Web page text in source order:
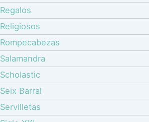
Regalos
Religiosos
Rompecabezas
Salamandra
Scholastic
Seix Barral
Servilletas